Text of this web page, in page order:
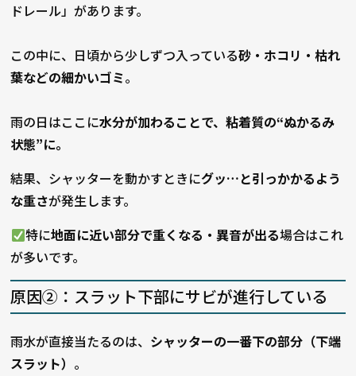
ドレール」があります。
この中に、日頃から少しずつ入っている砂・ホコリ・枯れ
葉などの細かいゴミ。
雨の日はここに水分が加わることで、粘着質の“ぬかるみ
状態”に。
結果、シャッターを動かすときにグッ…と引っかかるよう
な重さが発生します。
特に地面に近い部分で重くなる・異音が出る場合はこれ
が多いです。
原因②：スラット下部にサビが進行している
雨水が直接当たるのは、 シャッターの一番下の部分（下端
スラット） 。